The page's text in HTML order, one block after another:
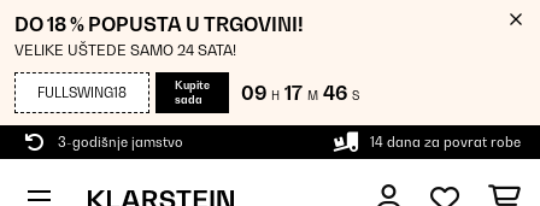
DO 18 % POPUSTA U TRGOVINI!
VELIKE UŠTEDE SAMO 24 SATA!
FULLSWING18
Kupite
sada
09 H 17 M 46 S
3-godišnje jamstvo 14 dana za povrat robe